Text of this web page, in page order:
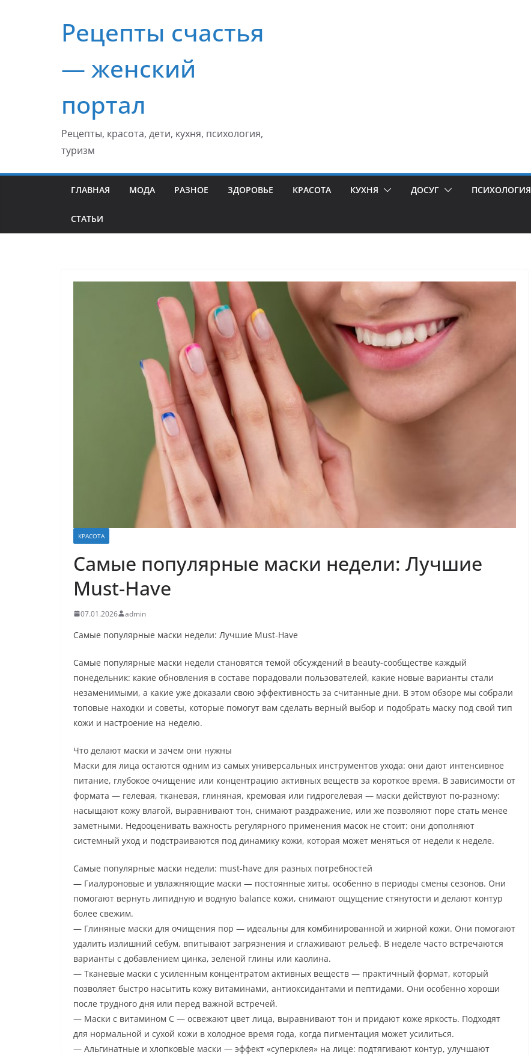
содержимомуРецепты счастья
— женский
портал
Рецепты, красота, дети, кухня, психология,
туризм
ГЛАВНАЯ МОДА РАЗНОЕ ЗДОРОВЬЕ КРАСОТА КУХНЯ ДОСУГ ПСИХОЛОГИЯ
СТАТЬИ
КРАСОТА
Самые популярные маски недели: Лучшие
Must-Have
07.01.2026 admin
Самые популярные маски недели: Лучшие Must-Have
Самые популярные маски недели становятся темой обсуждений в beauty-сообществе каждый
понедельник: какие обновления в составе порадовали пользователей, какие новые варианты стали
незаменимыми, а какие уже доказали свою эффективность за считанные дни. В этом обзоре мы собрали
топовые находки и советы, которые помогут вам сделать верный выбор и подобрать маску под свой тип
кожи и настроение на неделю.
Что делают маски и зачем они нужны
Маски для лица остаются одним из самых универсальных инструментов ухода: они дают интенсивное
питание, глубокое очищение или концентрацию активных веществ за короткое время. В зависимости от
формата — гелевая, тканевая, глиняная, кремовая или гидрогелевая — маски действуют по-разному:
насыщают кожу влагой, выравнивают тон, снимают раздражение, или же позволяют поре стать менее
заметными. Недооценивать важность регулярного применения масок не стоит: они дополняют
системный уход и подстраиваются под динамику кожи, которая может меняться от недели к неделе.
Самые популярные маски недели: must-have для разных потребностей
— Гиалуроновые и увлажняющие маски — постоянные хиты, особенно в периоды смены сезонов. Они
помогают вернуть липидную и водную balance кожи, снимают ощущение стянутости и делают контур
более свежим.
— Глиняные маски для очищения пор — идеальны для комбинированной и жирной кожи. Они помогают
удалить излишний себум, впитывают загрязнения и сглаживают рельеф. В неделе часто встречаются
варианты с добавлением цинка, зеленой глины или каолина.
— Тканевые маски с усиленным концентратом активных веществ — практичный формат, который
позволяет быстро насытить кожу витаминами, антиоксидантами и пептидами. Они особенно хороши
после трудного дня или перед важной встречей.
— Маски с витамином С — освежают цвет лица, выравнивают тон и придают коже яркость. Подходят
для нормальной и сухой кожи в холодное время года, когда пигментация может усилиться.
— Альгинатные и хлопковЫе маски — эффект «суперклея» на лице: подтягивают контур, улучшают